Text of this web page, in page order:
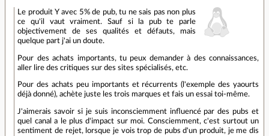
Le produit Y avec 5% de pub, tu ne sais pas non plus
ce qu'il vaut vraiment. Sauf si la pub te parle
objectivement de ses qualités et défauts, mais
quelque part j'ai un doute.
Pour des achats importants, tu peux demander à des connaissances,
aller lire des critiques sur des sites spécialisés, etc.
Pour des achats peu importants et récurrents (l'exemple des yaourts
déjà donné), achète juste les trois marques et fais un essai toi-même.
J'aimerais savoir si je suis inconsciemment influencé par des pubs et
quel canal a le plus d'impact sur moi. Consciemment, c'est surtout un
sentiment de rejet, lorsque je vois trop de pubs d'un produit, je me dis